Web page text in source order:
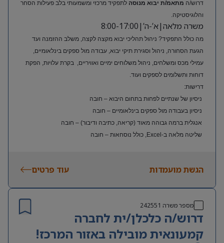
דרוש/ה מתאמ/ת יבוא מנוסה לתפקיד מרכזי ומשמעותי בלב פעילות הסחר
והלוגיסטיקה.
משרה מלאה|א’-ה’|8:00-17:00
מה כולל התפקיד? ניהול תהליכי יבוא מקצה לקצה, משלב ההזמנה ועד
הגעת הסחורה, ניהול וסגירת תיקי יבוא, עבודה מול ספקים בינלאומיים,
עמילי מכס ומשלחים, ניהול משלוחים ימיים ואוויריים, בקרת עלויות, הפקת
דוחות ותשלומים לספקים ועוד.
דרישות:
ניסיון של שנתיים לפחות בתחום היבוא – חובה
ניסיון בעבודה מול ספקים בינלאומיים – חובה
אנגלית ברמה גבוהה מאוד (קריאה, כתיבה ודיבור) – חובה
שליטה מלאה ב-Excel, כולל נוסחאות – חובה
הגשת מועמדות עוד פרטים
מספר משרה 242551
דרוש/ה כלכלן/ית לחברה
קמעונאית מובילה באזור המרכז!